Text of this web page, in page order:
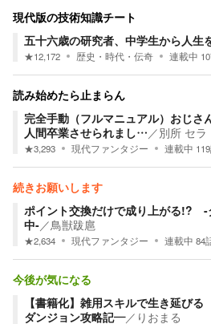
現代版の技術知識チート
五十六歳の研究者、中学生から人生
★12,172 歴史・時代・伝奇 連載中
読み始めたら止まらん
完全手動（フルマニュアル）おじさ
人間卒業させられまし… ／別所 セラ
★3,293 現代ファンタジー 連載中 119
続きお願いします
ポイント交換だけで成り上がる!? -
中-／鳥獣跋扈
★2,634 現代ファンタジー 連載中 84
今後が気になる
【書籍化】雑用スキルで生き延び
ダンジョン攻略記―／ りおまる